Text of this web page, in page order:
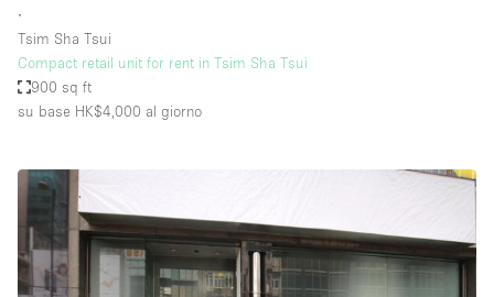
∙
Tsim Sha Tsui
Compact retail unit for rent in Tsim Sha Tsui
900 sq ft
su base HK$4,000 al giorno